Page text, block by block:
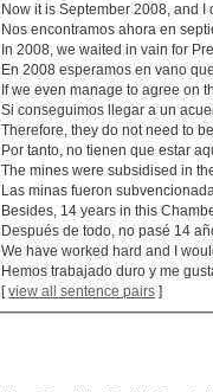
Now it is September 2008, and
Nos encontramos ahora en
In 2008, we waited in vain for
En 2008 esperamos en vano
If we even manage to agree on
Si conseguimos llegar a un
Therefore, they do not need to
Por tanto, no tienen que estar
The mines were subsidised in
Las minas fueron
Besides, 14 years in this
Después de todo, no pasé 14
We have worked hard and I
Hemos trabajado duro y me
[view all sentence pairs ]